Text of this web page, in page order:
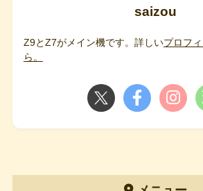
saizou
Z9とZ7がメイン機です。詳しいプロフ
ら。